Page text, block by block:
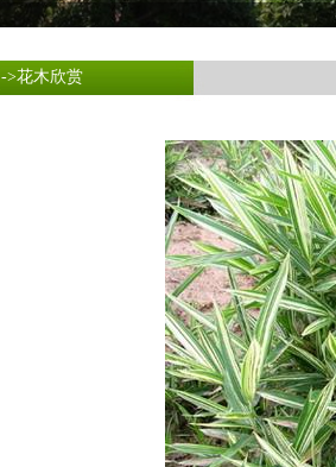
->花木欣赏